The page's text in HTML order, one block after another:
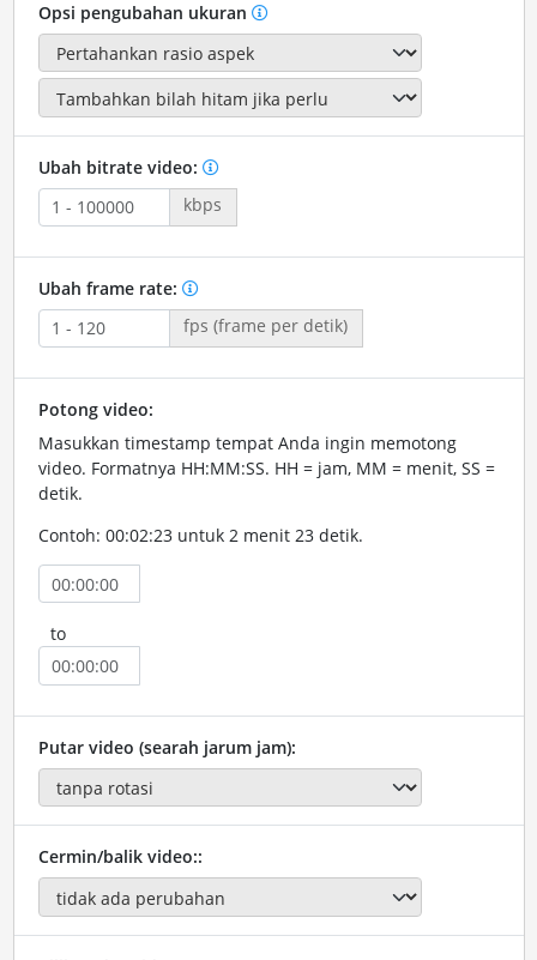
Opsi pengubahan ukuran
Ubah bitrate video:
kbps
Ubah frame rate:
fps (frame per detik)
Potong video:
Masukkan timestamp tempat Anda ingin memotong
video. Formatnya HH:MM:SS. HH = jam, MM = menit, SS =
detik.
Contoh: 00:02:23 untuk 2 menit 23 detik.
to
Putar video (searah jarum jam):
Cermin/balik video::